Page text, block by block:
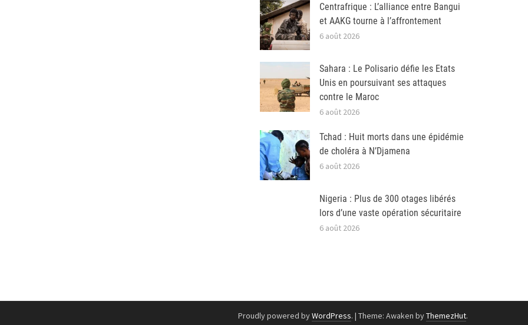
Centrafrique : L’alliance entre Bangui
et AAKG tourne à l’affrontement
6 août 2026
Sahara : Le Polisario défie les Etats
Unis en poursuivant ses attaques
contre le Maroc
6 août 2026
Tchad : Huit morts dans une épidémie
de choléra à N’Djamena
6 août 2026
Nigeria : Plus de 300 otages libérés
lors d’une vaste opération sécuritaire
6 août 2026
Proudly powered byWordPress. | Theme: Awaken byThemezHut.